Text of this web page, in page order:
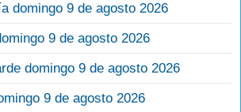
domingo 9 de agosto 2026
9 de agosto 2026
domingo 9 de agosto 2026
9 de agosto 2026